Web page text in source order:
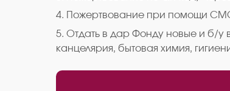
4. Пожертвование при помощи
5. Отдать в дар Фонду новые и б/у
канцелярия, бытовая химия,